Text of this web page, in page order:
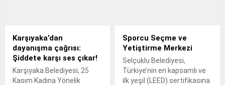
Karşıyaka’dan
dayanışma çağrısı:
Şiddete karşı ses çıkar!
Karşıyaka Belediyesi, 25
Kasım Kadına Yönelik
Sporcu Seçme ve
Yetiştirme Merkezi
Selçuklu Belediyesi,
Türkiye’nin en kapsamlı ve
ilk yeşil (LEED) sertifikasına